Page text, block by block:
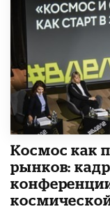
Космос как
рынков: